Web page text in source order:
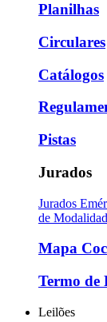
Planilhas
Circulares
Catálogos
Pistas
Jurados
Jurados
de
Mapa
Termo de
Leilões